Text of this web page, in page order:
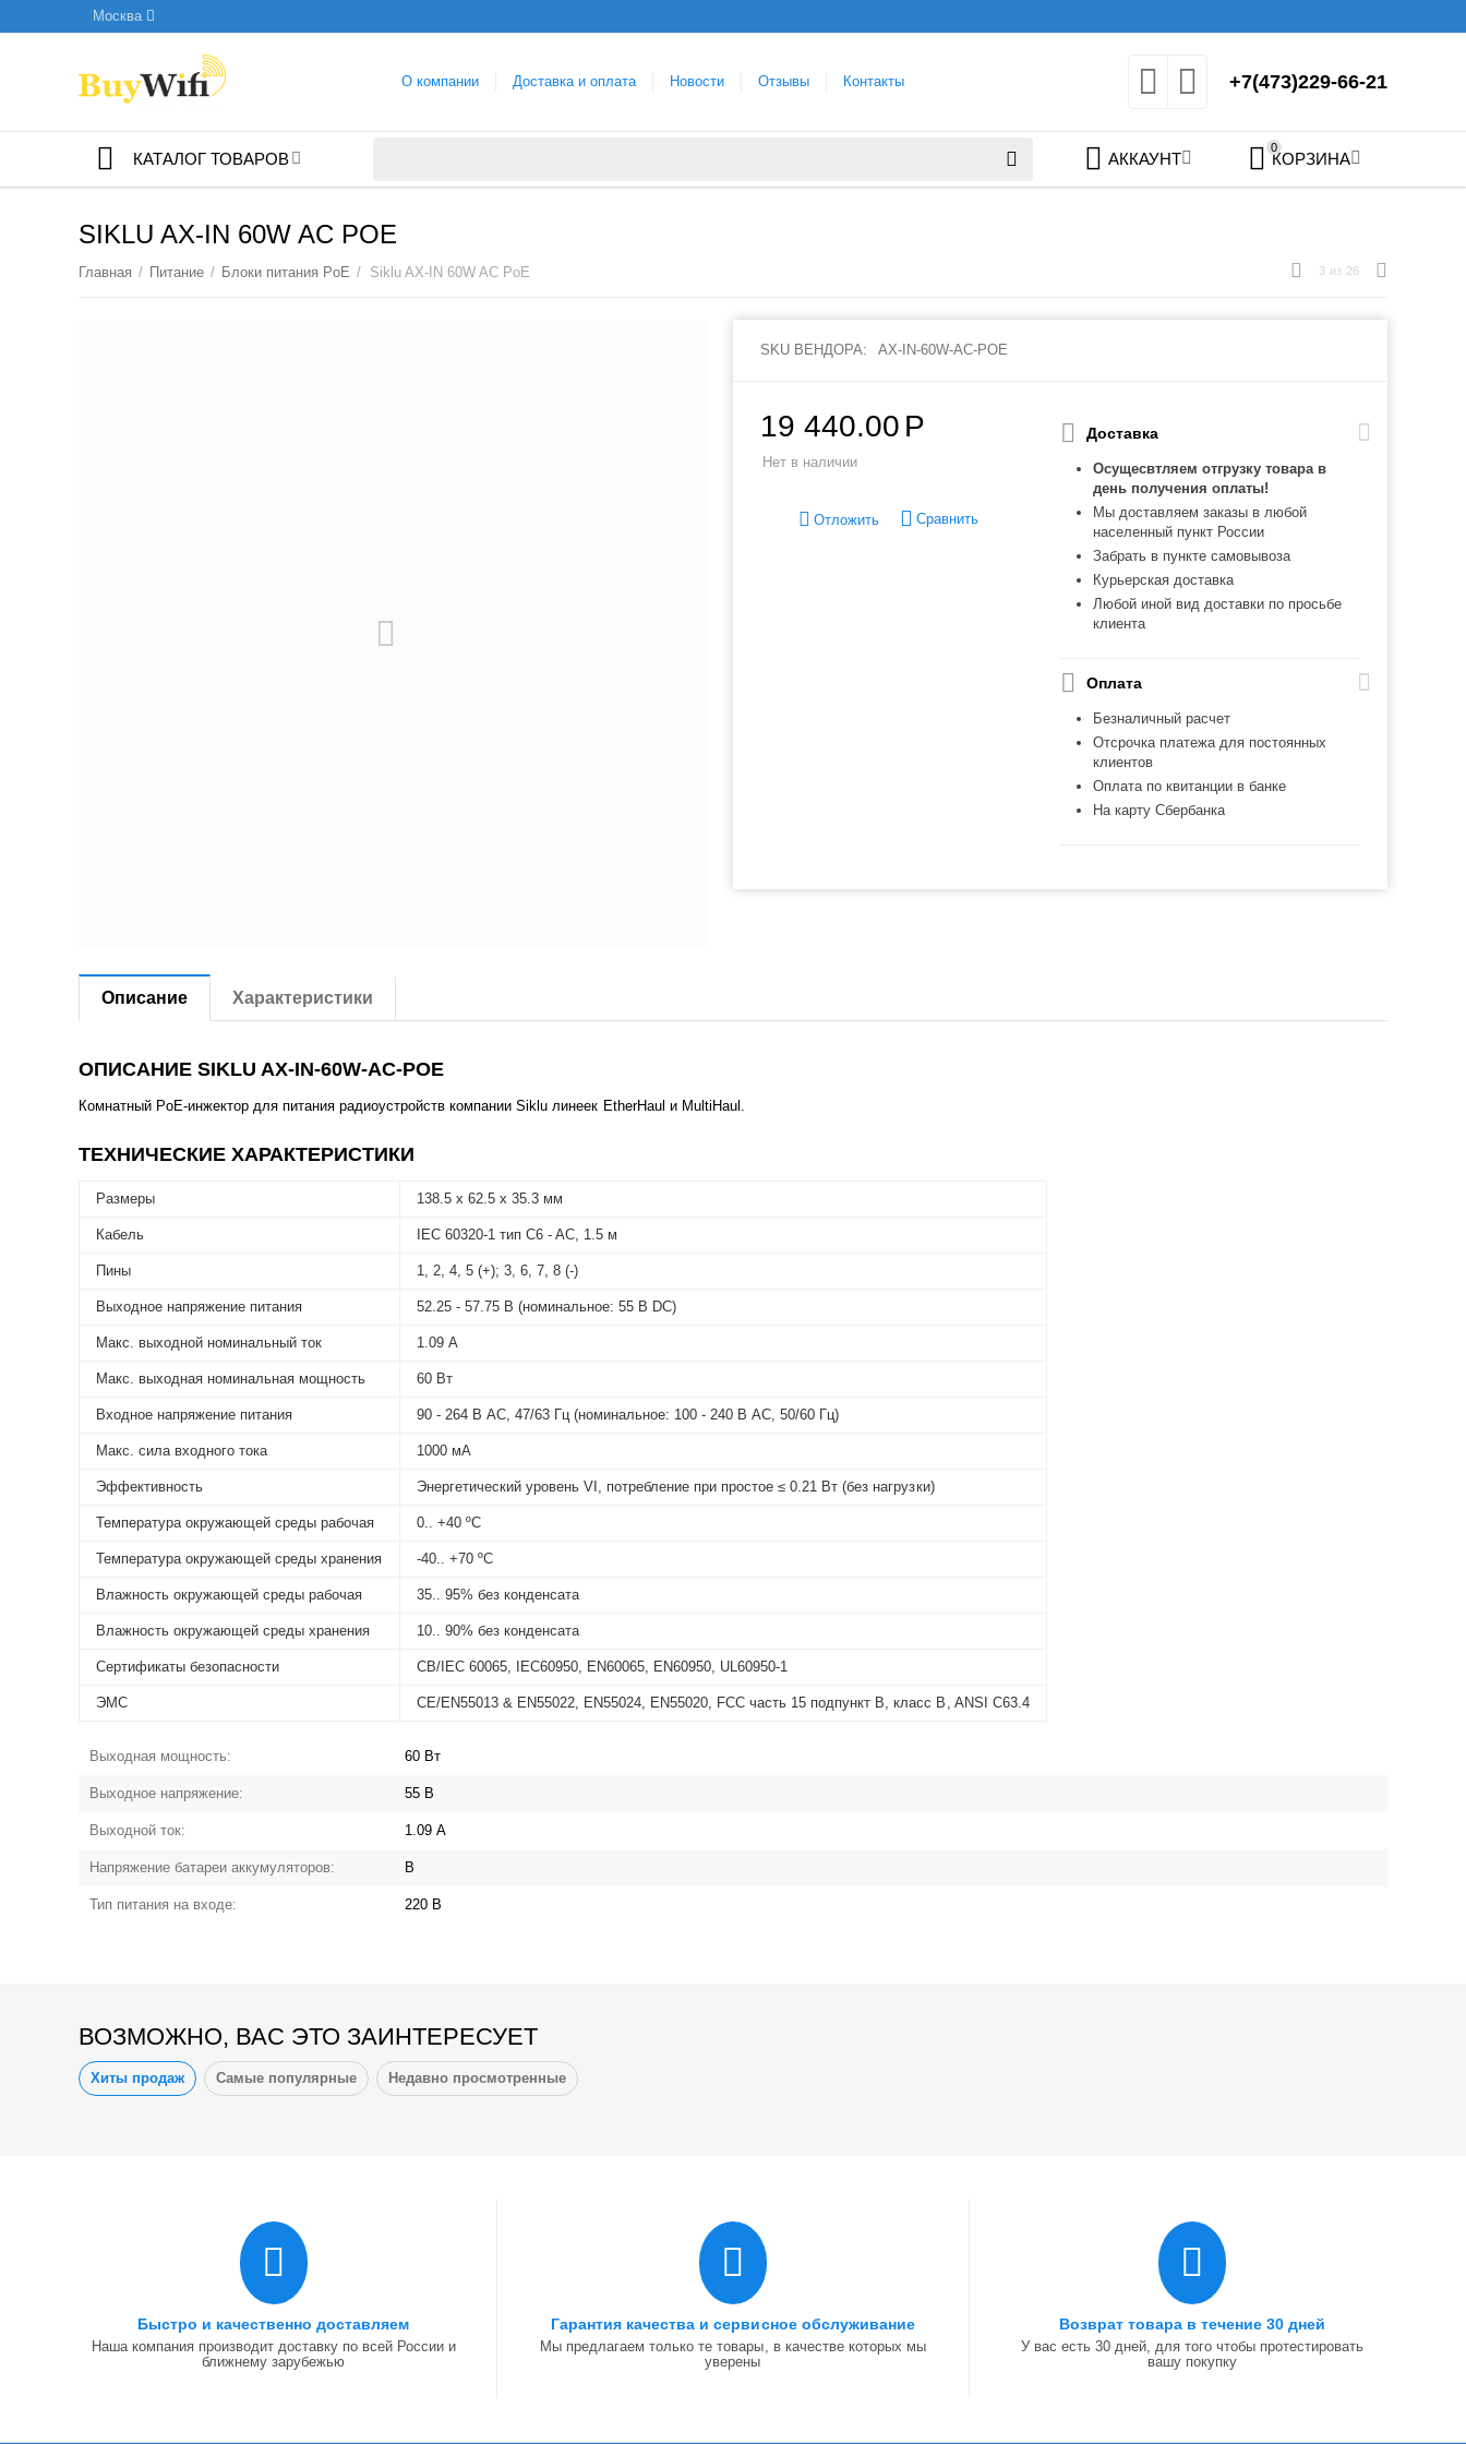
Москва
О компании Доставка и оплата Новости Отзывы Контакты +7(473)229-66-21
КАТАЛОГ ТОВАРОВ
0
КОРЗИНА
АККАУНТ
SIKLU AX-IN 60W AC POE
Главная / Питание / Блоки питания PoE / Siklu AX-IN 60W AC PoE 3 из 26
SKU ВЕНДОРА: AX-IN-60W-AC-POE
19 440.00 Р
Нет в наличии
Отложить Сравнить
Доставка
Осущесвтляем отгрузку товара в
день получения оплаты!
Мы доставляем заказы в любой
населенный пункт России
Забрать в пункте самовывоза
Курьерская доставка
Любой иной вид доставки по просьбе
клиента
Оплата
Безналичный расчет
Отсрочка платежа для постоянных
клиентов
Оплата по квитанции в банке
На карту Сбербанка
Описание Характеристики
ОПИСАНИЕ SIKLU AX-IN-60W-AC-POE
Комнатный PoE-инжектор для питания радиоустройств компании Siklu линеек EtherHaul и MultiHaul.
ТЕХНИЧЕСКИЕ ХАРАКТЕРИСТИКИ
Размеры 138.5 х 62.5 х 35.3 мм
Кабель IEC 60320-1 тип C6 - AC, 1.5 м
Пины 1, 2, 4, 5 (+); 3, 6, 7, 8 (-)
Выходное напряжение питания 52.25 - 57.75 В (номинальное: 55 В DC)
Макс. выходной номинальный ток 1.09 А
Макс. выходная номинальная мощность 60 Вт
Входное напряжение питания 90 - 264 В AC, 47/63 Гц (номинальное: 100 - 240 В AC, 50/60 Гц)
Макс. сила входного тока 1000 мА
Эффективность Энергетический уровень VI, потребление при простое ≤ 0.21 Вт (без нагрузки)
Температура окружающей среды рабочая 0.. +40 ºС
Температура окружающей среды хранения -40.. +70 ºС
Влажность окружающей среды рабочая 35.. 95% без конденсата
Влажность окружающей среды хранения 10.. 90% без конденсата
Сертификаты безопасности CB/IEC 60065, IEC60950, EN60065, EN60950, UL60950-1
ЭМС CE/EN55013 & EN55022, EN55024, EN55020, FCC часть 15 подпункт B, класс B, ANSI C63.4
Выходная мощность: 60 Вт
Выходное напряжение: 55 В
Выходной ток: 1.09 А
Напряжение батареи аккумуляторов: В
Тип питания на входе: 220 В
ВОЗМОЖНО, ВАС ЭТО ЗАИНТЕРЕСУЕТ
Хиты продаж Самые популярные Недавно просмотренные
Быстро и качественно доставляем
Наша компания производит доставку по всей России и
ближнему зарубежью
Гарантия качества и сервисное обслуживание
Мы предлагаем только те товары, в качестве которых мы
уверены
Возврат товара в течение 30 дней
У вас есть 30 дней, для того чтобы протестировать
вашу покупку